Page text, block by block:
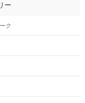
ー
ク